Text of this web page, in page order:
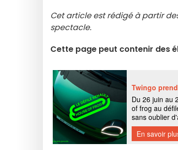
Cet article est rédigé à partir
spectacle.
Cette page peut contenir des